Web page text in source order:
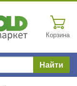
Корзина
Найти